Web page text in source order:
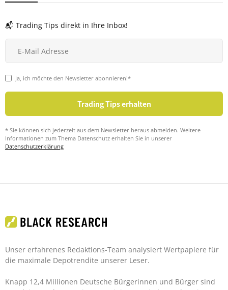
📬 Trading Tips direkt in Ihre Inbox!
Ja, ich möchte den Newsletter abonnieren!*
* Sie können sich jederzeit aus dem Newsletter heraus abmelden. Weitere
Informationen zum Thema Datenschutz erhalten Sie in unserer
Datenschutzerklärung
Unser erfahrenes Redaktions-Team analysiert Wertpapiere für
die maximale Depotrendite unserer Leser.
Knapp 12,4 Millionen Deutsche Bürgerinnen und Bürger sind